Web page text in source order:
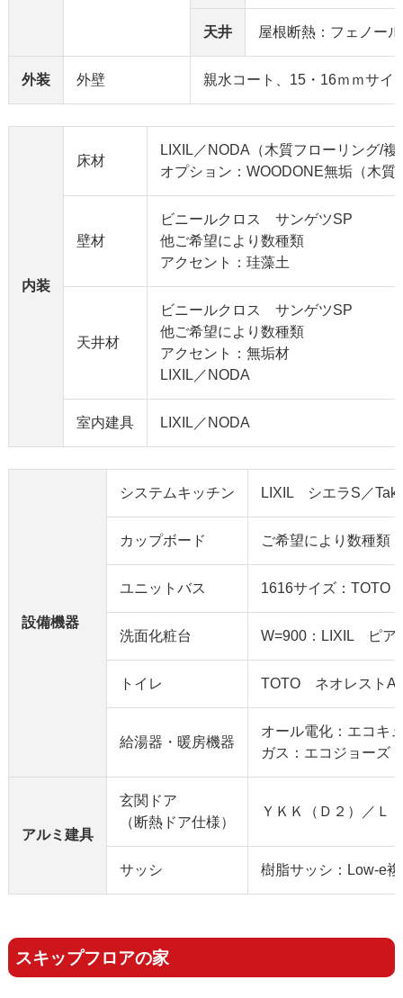
天井 屋根断熱：フェノー
外装 外壁 親水コート、15・16ｍｍサイ
内装
床材
LIXIL／NODA（木質フローリング/複
オプション：WOODONE無垢（木質
壁材
ビニールクロス サンゲツSP
他ご希望により数種類
アクセント：珪藻土
天井材
ビニールクロス サンゲツSP
他ご希望により数種類
アクセント：無垢材
LIXIL／NODA
室内建具 LIXIL／NODA
設備機器
システムキッチン LIXIL シエラS／
カップボード ご希望により数種類
ユニットバス 1616サイズ：
洗面化粧台 W=900：LIXIL ピア
トイレ TOTO ネオレスト
給湯器・暖房機器
オール電化：エコキ
ガス：エコジョーズ
アルミ建具
玄関ドア
（断熱ドア仕様）
ＹＫＫ（Ｄ２）／Ｌ
サッシ 樹脂サッシ：Low-e
スキップフロアの家